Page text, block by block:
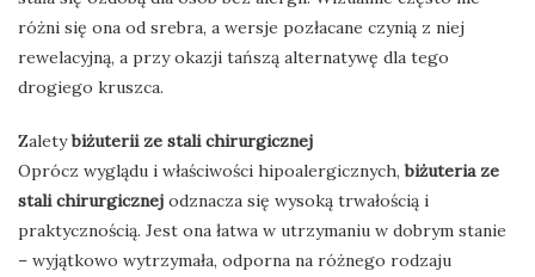
różni się ona od srebra, a wersje pozłacane czynią z niej
rewelacyjną, a przy okazji tańszą alternatywę dla tego
drogiego kruszca.
Zaletybiżuterii ze stali chirurgicznej
Oprócz wyglądu i właściwości hipoalergicznych,biżuteria ze
stali chirurgicznej odznacza się wysoką trwałością i
praktycznością. Jest ona łatwa w utrzymaniu w dobrym stanie
– wyjątkowo wytrzymała, odporna na różnego rodzaju